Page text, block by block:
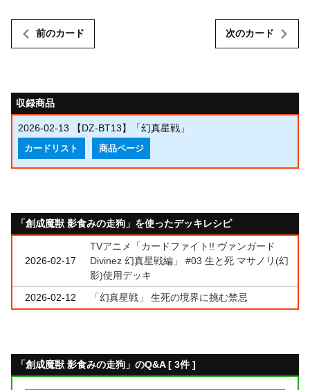
前のカード 次のカード
収録商品
2026-02-13 【DZ-BT13】「幻真星戦」
カードリスト 商品ページ
「創成魔獣 影食みの走狗」を使ったデッキレシピ
2026-02-17
TVアニメ「カードファイト!! ヴァンガード
Divinez 幻真星戦編」 #03 生と死 マサノリ(幻
影)使用デッキ
2026-02-12
「幻真星戦」 生死の境界に挑む禁忌
「創成魔獣 影食みの走狗」のQ&A [ 3件 ]